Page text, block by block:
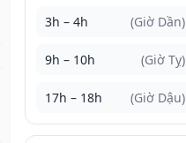
3h – 4h (Giờ Dần)
9h – 10h (Giờ Tỵ)
17h – 18h (Giờ Dậu)